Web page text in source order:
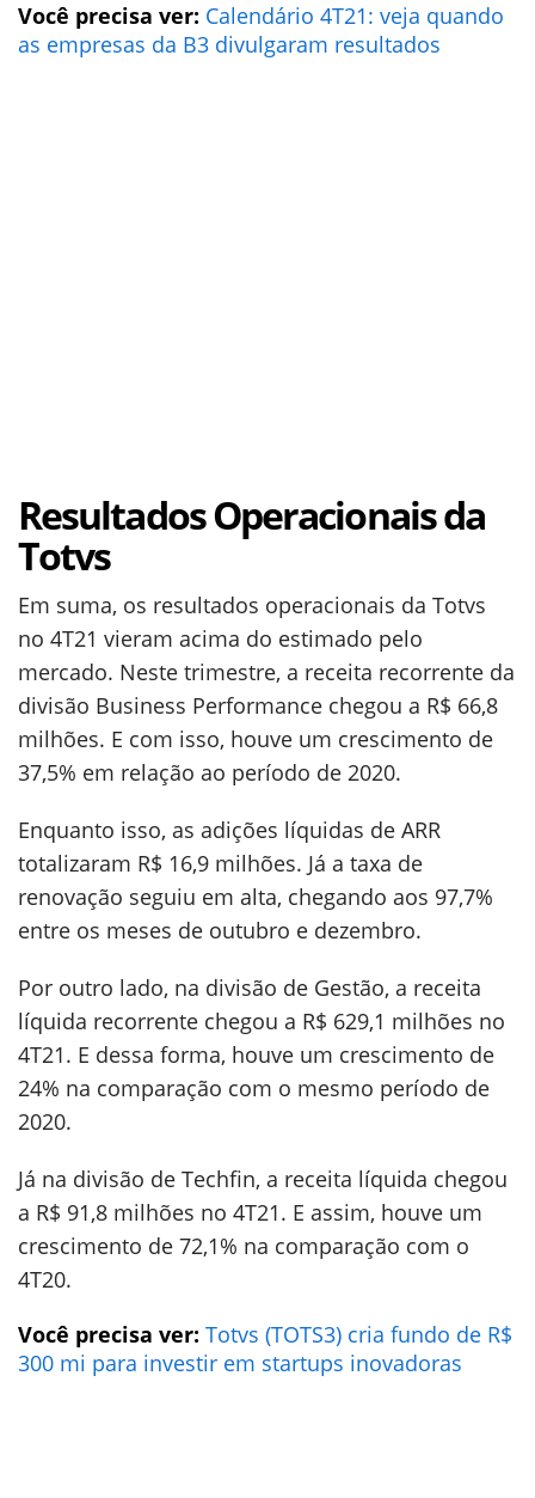
Você precisa ver: Calendário 4T21: veja quando
as empresas da B3 divulgaram resultados
Resultados Operacionais da
Totvs
Em suma, os resultados operacionais da Totvs
no 4T21 vieram acima do estimado pelo
mercado. Neste trimestre, a receita recorrente da
divisão Business Performance chegou a R$ 66,8
milhões. E com isso, houve um crescimento de
37,5% em relação ao período de 2020.
Enquanto isso, as adições líquidas de ARR
totalizaram R$ 16,9 milhões. Já a taxa de
renovação seguiu em alta, chegando aos 97,7%
entre os meses de outubro e dezembro.
Por outro lado, na divisão de Gestão, a receita
líquida recorrente chegou a R$ 629,1 milhões no
4T21. E dessa forma, houve um crescimento de
24% na comparação com o mesmo período de
2020.
Já na divisão de Techfin, a receita líquida chegou
a R$ 91,8 milhões no 4T21. E assim, houve um
crescimento de 72,1% na comparação com o
4T20.
Você precisa ver: Totvs (TOTS3) cria fundo de R$
300 mi para investir em startups inovadoras